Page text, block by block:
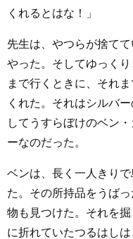
くれるとはな！」
先生は、やつらが捨て
やった。そしてゆっく
まで行くときに、それ
くれた。それはシルバ
してうすらぼけのベン
ーなのだった。
ベンは、長く一人きり
た。その所持品をうば
物も見つけた。それを
に折れていたつるはし